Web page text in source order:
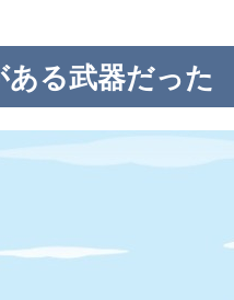
る武器だった